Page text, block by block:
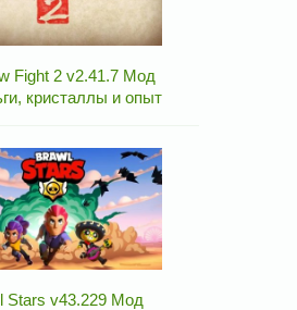
Fight 2 v2.41.7 Мод
кристаллы и опыт
Stars v43.229 Мод